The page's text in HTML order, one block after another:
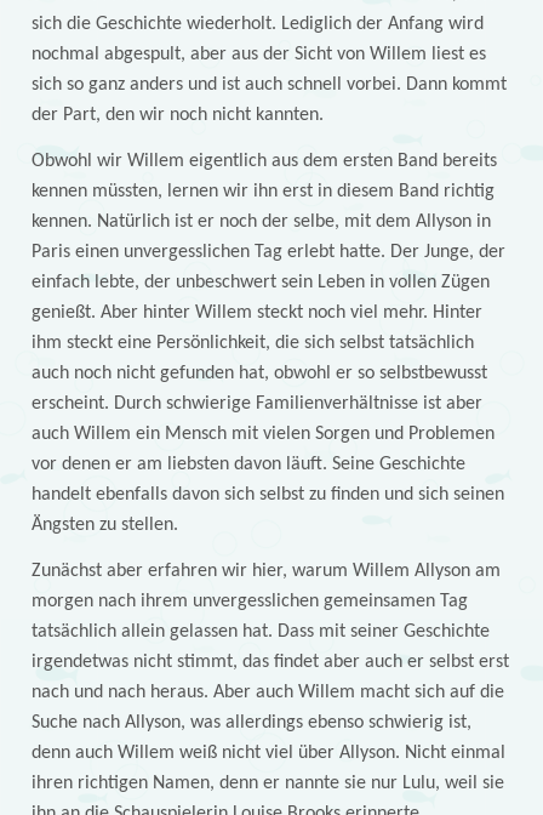
sich die Geschichte wiederholt. Lediglich der Anfang wird
nochmal abgespult, aber aus der Sicht von Willem liest es
sich so ganz anders und ist auch schnell vorbei. Dann kommt
der Part, den wir noch nicht kannten.
Obwohl wir Willem eigentlich aus dem ersten Band bereits
kennen müssten, lernen wir ihn erst in diesem Band richtig
kennen. Natürlich ist er noch der selbe, mit dem Allyson in
Paris einen unvergesslichen Tag erlebt hatte. Der Junge, der
einfach lebte, der unbeschwert sein Leben in vollen Zügen
genießt. Aber hinter Willem steckt noch viel mehr. Hinter
ihm steckt eine Persönlichkeit, die sich selbst tatsächlich
auch noch nicht gefunden hat, obwohl er so selbstbewusst
erscheint. Durch schwierige Familienverhältnisse ist aber
auch Willem ein Mensch mit vielen Sorgen und Problemen
vor denen er am liebsten davon läuft. Seine Geschichte
handelt ebenfalls davon sich selbst zu finden und sich seinen
Ängsten zu stellen.
Zunächst aber erfahren wir hier, warum Willem Allyson am
morgen nach ihrem unvergesslichen gemeinsamen Tag
tatsächlich allein gelassen hat. Dass mit seiner Geschichte
irgendetwas nicht stimmt, das findet aber auch er selbst erst
nach und nach heraus. Aber auch Willem macht sich auf die
Suche nach Allyson, was allerdings ebenso schwierig ist,
denn auch Willem weiß nicht viel über Allyson. Nicht einmal
ihren richtigen Namen, denn er nannte sie nur Lulu, weil sie